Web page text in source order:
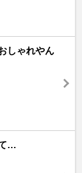
しゃれやん
…